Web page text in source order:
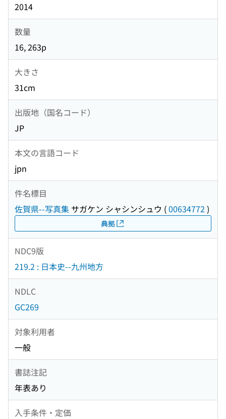
2014
数量
16, 263p
大きさ
31cm
出版地（国名コード）
JP
本文の言語コード
jpn
件名標目
佐賀県--写真集 サガケン シャシンシュウ (00634772 )
典拠
NDC9版
219.2 : 日本史--九州地方
NDLC
GC269
対象利用者
一般
書誌注記
年表あり
入手条件・定価